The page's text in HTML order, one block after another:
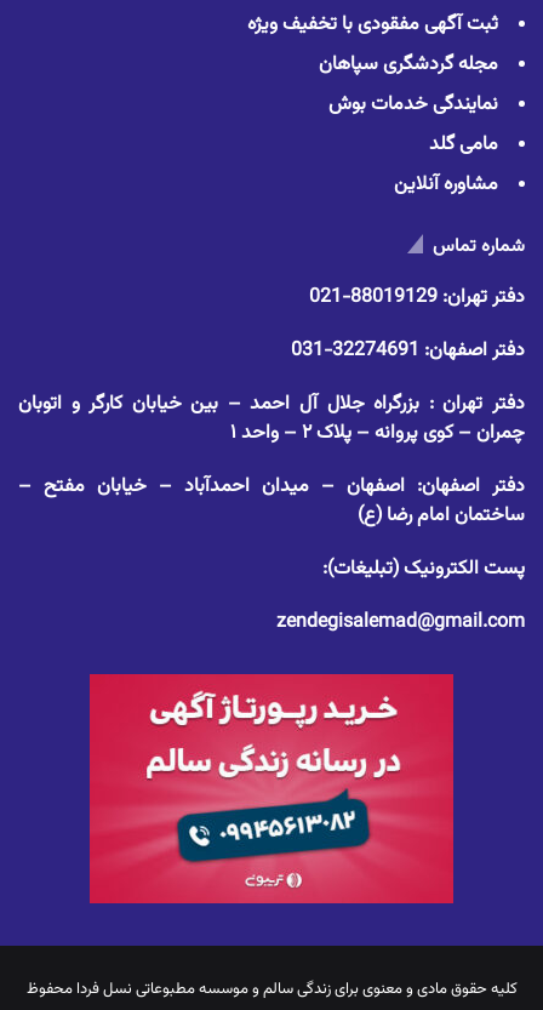
ثبت آگهی مفقودی با تخفیف ویژه
مجله گردشگری سپاهان
نمایندگی خدمات بوش
مامی گلد
مشاوره آنلاین
شماره تماس
دفتر تهران: 88019129-021
دفتر اصفهان: 32274691-031
دفتر تهران : بزرگراه جلال آل احمد – بین خیابان کارگر و اتوبان
چمران – کوی پروانه – پلاک ۲ – واحد ۱
دفتر اصفهان: اصفهان – میدان احمدآباد – خیابان مفتح –
ساختمان امام رضا (ع)
پست الکترونیک (تبلیغات):
zendegisalemad@gmail.com
کلیه حقوق مادی و معنوی برایزندگی سالم و موسسه مطبوعاتی نسل فردا محفوظ